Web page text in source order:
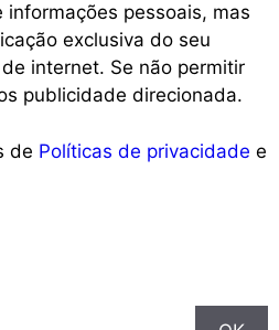
pessoais, mas
exclusiva do seu
internet. Se não permitir
publicidade direcionada.
de Políticas de privacidade e